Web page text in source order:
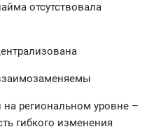
отсутствовала
региональном уровне –
гибкого изменения